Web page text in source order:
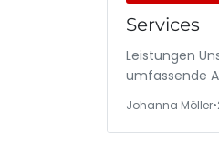
Services
Leistungen
umfassende
Johanna Möller•